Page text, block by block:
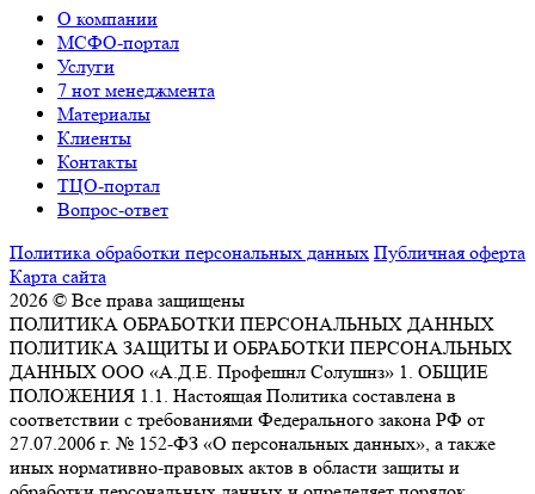
О компании
МСФО-портал
Услуги
7 нот менеджмента
Материалы
Клиенты
Контакты
ТЦО-портал
Вопрос-ответ
Политика обработки персональных данных Публичная оферта
Карта сайта
2026 © Все права защищены
ПОЛИТИКА ОБРАБОТКИ ПЕРСОНАЛЬНЫХ ДАННЫХ
ПОЛИТИКА ЗАЩИТЫ И ОБРАБОТКИ ПЕРСОНАЛЬНЫХ
ДАННЫХ ООО «А.Д.Е. Профешнл Солушнз» 1. ОБЩИЕ
ПОЛОЖЕНИЯ 1.1. Настоящая Политика составлена в
соответствии с требованиями Федерального закона РФ от
27.07.2006 г. № 152-ФЗ «О персональных данных», а также
иных нормативно-правовых актов в области защиты и